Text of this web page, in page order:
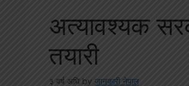
अत्यावश्यक
तयारी
३ वर्ष अघि by जानकारी नेपाल